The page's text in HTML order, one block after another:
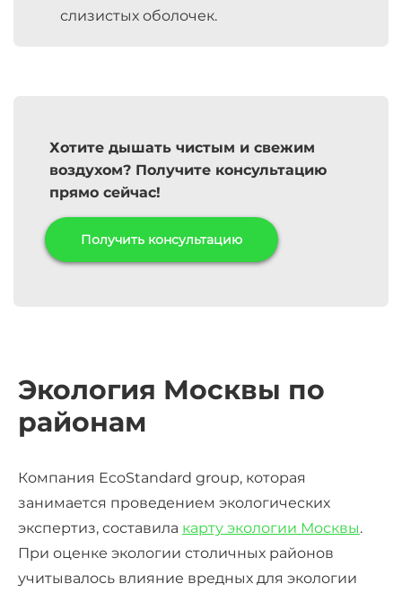
слизистых оболочек.
Хотите дышать чистым и свежим
воздухом? Получите консультацию
прямо сейчас!
Получить консультацию
Экология Москвы по
районам
Компания EcoStandard group, которая
занимается проведением экологических
экспертиз, составила карту экологии Москвы.
При оценке экологии столичных районов
учитывалось влияние вредных для экологии